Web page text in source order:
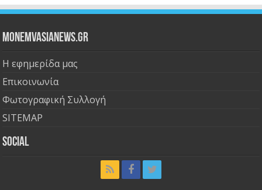
Monemvasianews.gr
Η εφημερίδα μας
Επικοινωνία
Φωτογραφική Συλλογή
SITEMAP
Social